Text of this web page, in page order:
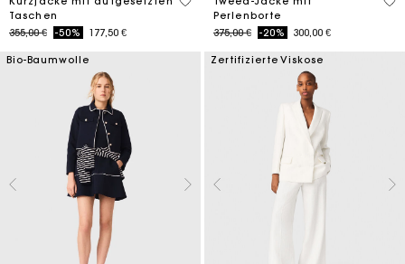
Taschen
Price reduced from
355,00 €to-50% 177,50 €
Perlenborte
Price reduced from
375,00 €to-20% 300,00 €
Bio-Baumwolle Zertifizierte Viskose